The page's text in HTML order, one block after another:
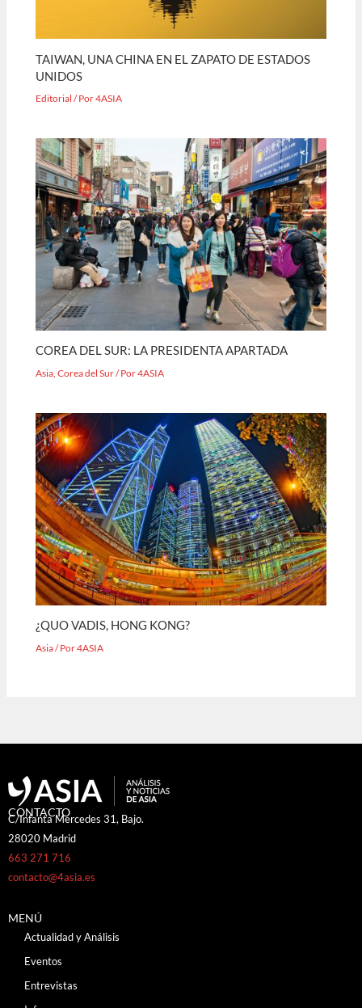
TAIWAN, UNA CHINA EN EL ZAPATO DE ESTADOS
UNIDOS
Editorial / Por4ASIA
COREA DEL SUR: LA PRESIDENTA APARTADA
Asia,Corea del Sur/ Por4ASIA
¿QUO VADIS, HONG KONG?
Asia/ Por4ASIA
CONTACTO
C/Infanta Mercedes 31, Bajo.
28020 Madrid
663 271 716
contacto@4asia.es
MENÚ
Actualidad y Análisis
Eventos
Entrevistas